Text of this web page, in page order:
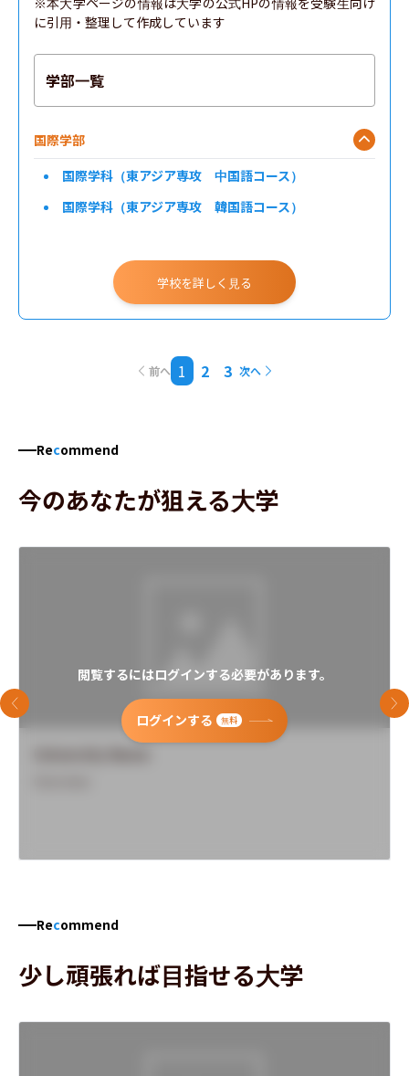
に引用・整理して作成しています
学部一覧
国際学部
国際学科（東アジア専攻 中国語コース）
国際学科（東アジア専攻 韓国語コース）
学校を詳しく見る
前へ 1 2 3 次へ
Recommend
今のあなたが狙える大学
閲覧するにはログインする必要があります。
ログインする 無料
前のスライド 次
Recommend
少し頑張れば目指せる大学